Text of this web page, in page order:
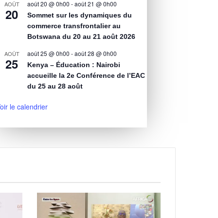
AOÛT
20
août 20 @ 0h00 -août 21 @ 0h00
Sommet sur les dynamiques du
commerce transfrontalier au
Botswana du 20 au 21 août 2026
AOÛT
25
août 25 @ 0h00 -août 28 @ 0h00
Kenya – Éducation : Nairobi
accueille la 2e Conférence de l’EAC
du 25 au 28 août
le calendrier